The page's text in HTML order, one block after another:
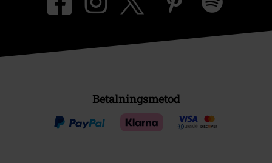
Betalningsmetod